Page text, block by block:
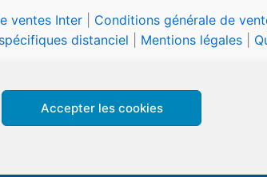
Accepter les cookies
ventes Inter| Conditions générale de
distanciel
Mentions légales|
Copyright © 2026 CFPA